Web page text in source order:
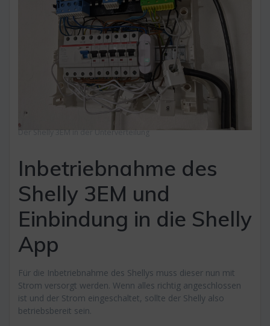
Der Shelly 3EM in der Unterverteilung
Inbetriebnahme des
Shelly 3EM und
Einbindung in die Shelly
App
Für die Inbetriebnahme des Shellys muss dieser nun mit
Strom versorgt werden. Wenn alles richtig angeschlossen
ist und der Strom eingeschaltet, sollte der Shelly also
betriebsbereit sein.